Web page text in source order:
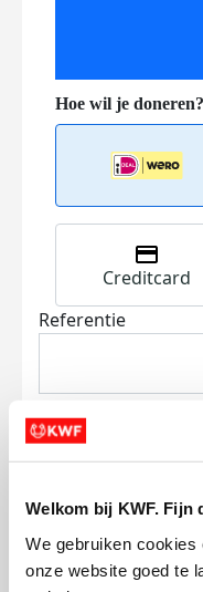
Welkom bij KWF. Fijn
We gebruiken cookies
onze website goed te
Creditcard
Referentie
Ik wil
en betaal €0.75